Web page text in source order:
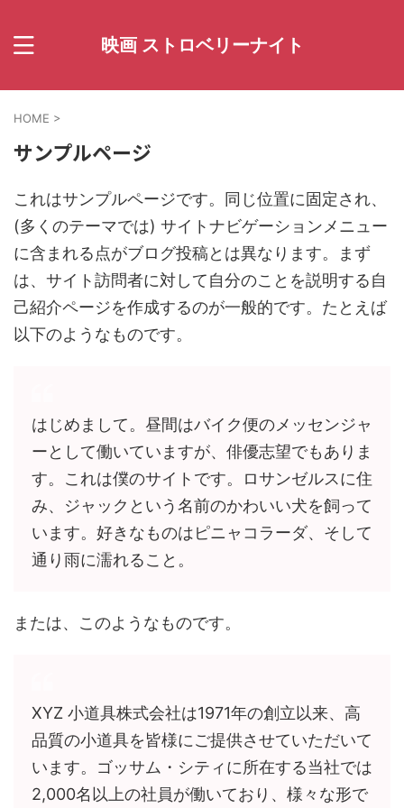
映画 ストロベリーナイト
HOME >
サンプルページ
これはサンプルページです。同じ位置に固定され、
(多くのテーマでは) サイトナビゲーションメニュー
に含まれる点がブログ投稿とは異なります。まず
は、サイト訪問者に対して自分のことを説明する自
己紹介ページを作成するのが一般的です。たとえば
以下のようなものです。
はじめまして。昼間はバイク便のメッセンジャ
ーとして働いていますが、俳優志望でもありま
す。これは僕のサイトです。ロサンゼルスに住
み、ジャックという名前のかわいい犬を飼って
います。好きなものはピニャコラーダ、そして
通り雨に濡れること。
または、このようなものです。
XYZ 小道具株式会社は1971年の創立以来、高
品質の小道具を皆様にご提供させていただいて
います。ゴッサム・シティに所在する当社では
2,000名以上の社員が働いており、様々な形で